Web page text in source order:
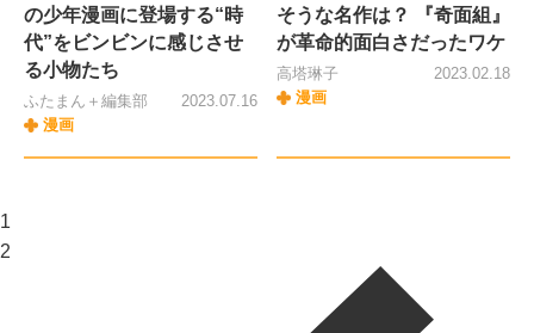
の少年漫画に登場する“時
代”をビンビンに感じさせ
る小物たち
ふたまん＋編集部
漫画
2023.07.16
そうな名作は？ 『奇面組』
が革命的面白さだったワケ
高塔琳子
漫画
2023.02.18
1
2